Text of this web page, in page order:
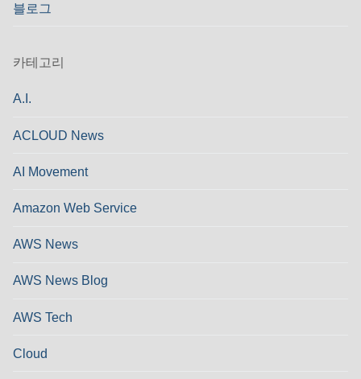
블로그
카테고리
A.I.
ACLOUD News
AI Movement
Amazon Web Service
AWS News
AWS News Blog
AWS Tech
Cloud